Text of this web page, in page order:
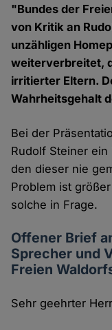
"Bundes der
von Kritik an
unzähligen
weiterverbreitet,
irritierter Eltern.
Wahrheitsgehalt
Bei der
Rudolf Steiner
den dieser nie
Problem ist
solche in Frage.
Offener Brief
Sprecher und
Freien
Sehr geehrter